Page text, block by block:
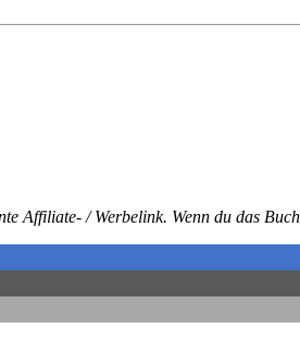
Affiliate- / Werbelink. Wenn du das